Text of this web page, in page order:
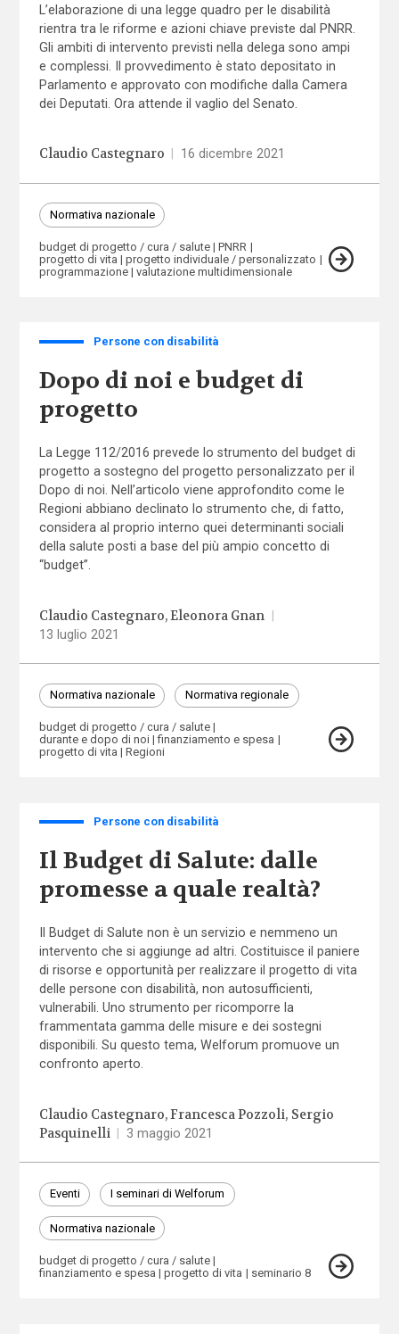
L’elaborazione di una legge quadro per le disabilità
rientra tra le riforme e azioni chiave previste dal PNRR.
Gli ambiti di intervento previsti nella delega sono ampi
e complessi. Il provvedimento è stato depositato in
Parlamento e approvato con modifiche dalla Camera
dei Deputati. Ora attende il vaglio del Senato.
Claudio Castegnaro 16 dicembre 2021
Normativa nazionale
budget di progetto / cura / salute
PNRR
progetto di vita
progetto individuale / personalizzato
programmazione
valutazione multidimensionale
Persone con disabilità
Dopo di noi e budget di
progetto
La Legge 112/2016 prevede lo strumento del budget di
progetto a sostegno del progetto personalizzato per il
Dopo di noi. Nell’articolo viene approfondito come le
Regioni abbiano declinato lo strumento che, di fatto,
considera al proprio interno quei determinanti sociali
della salute posti a base del più ampio concetto di
“budget”.
Claudio Castegnaro Eleonora Gnan
13 luglio 2021
Normativa nazionale Normativa regionale
budget di progetto / cura / salute
durante e dopo di noi
finanziamento e spesa
progetto di vita
Regioni
Persone con disabilità
Il Budget di Salute: dalle
promesse a quale realtà?
Il Budget di Salute non è un servizio e nemmeno un
intervento che si aggiunge ad altri. Costituisce il paniere
di risorse e opportunità per realizzare il progetto di vita
delle persone con disabilità, non autosufficienti,
vulnerabili. Uno strumento per ricomporre la
frammentata gamma delle misure e dei sostegni
disponibili. Su questo tema, Welforum promuove un
confronto aperto.
Claudio Castegnaro Francesca Pozzoli Sergio
Pasquinelli
3 maggio 2021
Eventi I seminari di Welforum
Normativa nazionale
budget di progetto / cura / salute
finanziamento e spesa
progetto di vita seminario 8